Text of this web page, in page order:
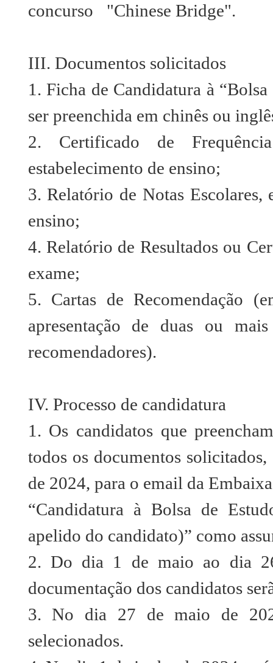
concurso "Chinese Bridge".
III. Documentos solicitados
1. Ficha de Candidatura à
ser preenchida em chinês ou
2. Certificado de
estabelecimento de ensino;
3. Relatório de Notas
ensino;
4. Relatório de Resultados ou
exame;
5. Cartas de Recomendação
apresentação de duas ou
recomendadores).
IV. Processo de candidatura
1. Os candidatos que
todos os documentos
de 2024, para o email da
“Candidatura à Bolsa de
apelido do candidato)” como
2. Do dia 1 de maio ao dia
documentação dos candidatos
3. No dia 27 de maio de
selecionados.